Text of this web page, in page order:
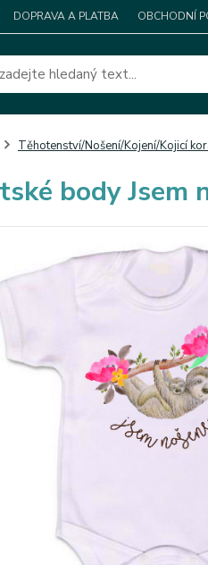
DOPRAVA A PLATBA OBCHODNÍ
Těhotenství/Nošení/Kojení/Kojicí
body Jsem